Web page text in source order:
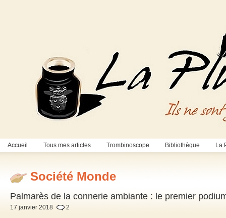
Accueil Tous mes articles Trombinoscope Bibliothèque La
Société Monde
Palmarès de la connerie ambiante : le premier
17 janvier 2018 2